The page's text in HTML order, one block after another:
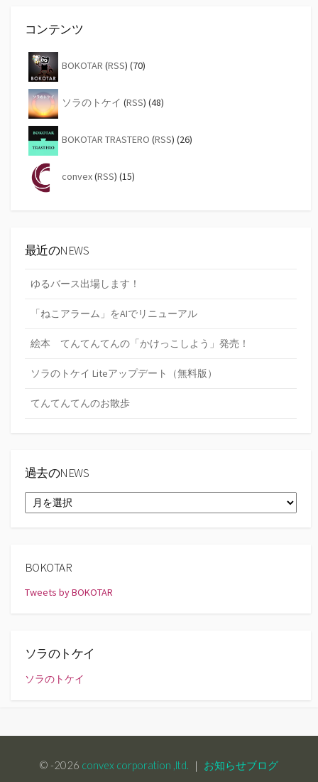
コンテンツ
BOKOTAR (RSS) (70)
ソラのトケイ (RSS) (48)
BOKOTAR TRASTERO (RSS) (26)
convex(RSS) (15)
最近のNEWS
ゆるバース出場します！
「ねこアラーム」をAIでリニューアル
絵本 てんてんてんの「かけっこしよう」発売！
ソラのトケイ Liteアップデート（無料版）
てんてんてんのお散歩
過去のNEWS
去
BOKOTAR
Tweets by BOKOTAR
ソラのトケイ
ソラのトケイ
© -2026 convex corporation ,ltd. ｜ お知らせブログ